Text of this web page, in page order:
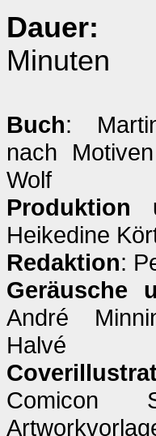
Dauer:
Minuten
Buch:
nach
Wolf
Produktion
Heikedine
Redaktion:
Geräusche
André
Halvé
Comicon